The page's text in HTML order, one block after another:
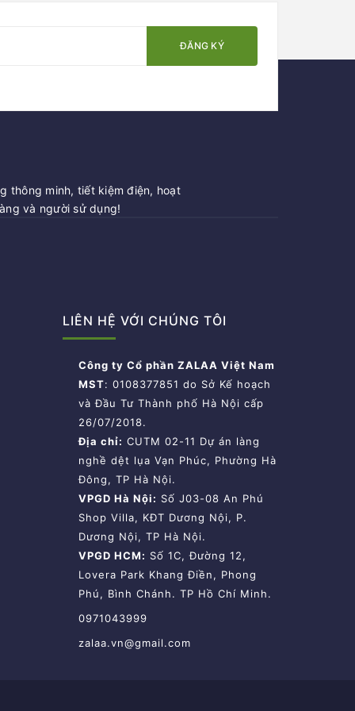
ĐĂNG KÝ
thông minh, tiết kiệm điện, hoạt
và người sử dụng!
LIÊN HỆ VỚI CHÚNG TÔI
Công ty Cổ phần ZALAA Việt Nam
MST: 0108377851 do Sở Kế hoạch
và Đầu Tư Thành phố Hà Nội cấp
26/07/2018.
Địa chỉ: CUTM 02-11 Dự án làng
nghề dệt lụa Vạn Phúc, Phường Hà
Đông, TP Hà Nội.
VPGD Hà Nội: Số J03-08 An Phú
Shop Villa, KĐT Dương Nội, P.
Dương Nội, TP Hà Nội.
VPGD HCM: Số 1C, Đường 12,
Lovera Park Khang Điền, Phong
Phú, Bình Chánh. TP Hồ Chí Minh.
0971043999
zalaa.vn@gmail.com